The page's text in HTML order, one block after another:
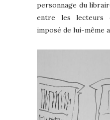
personnage du
entre les lecteurs
imposé de lui-même